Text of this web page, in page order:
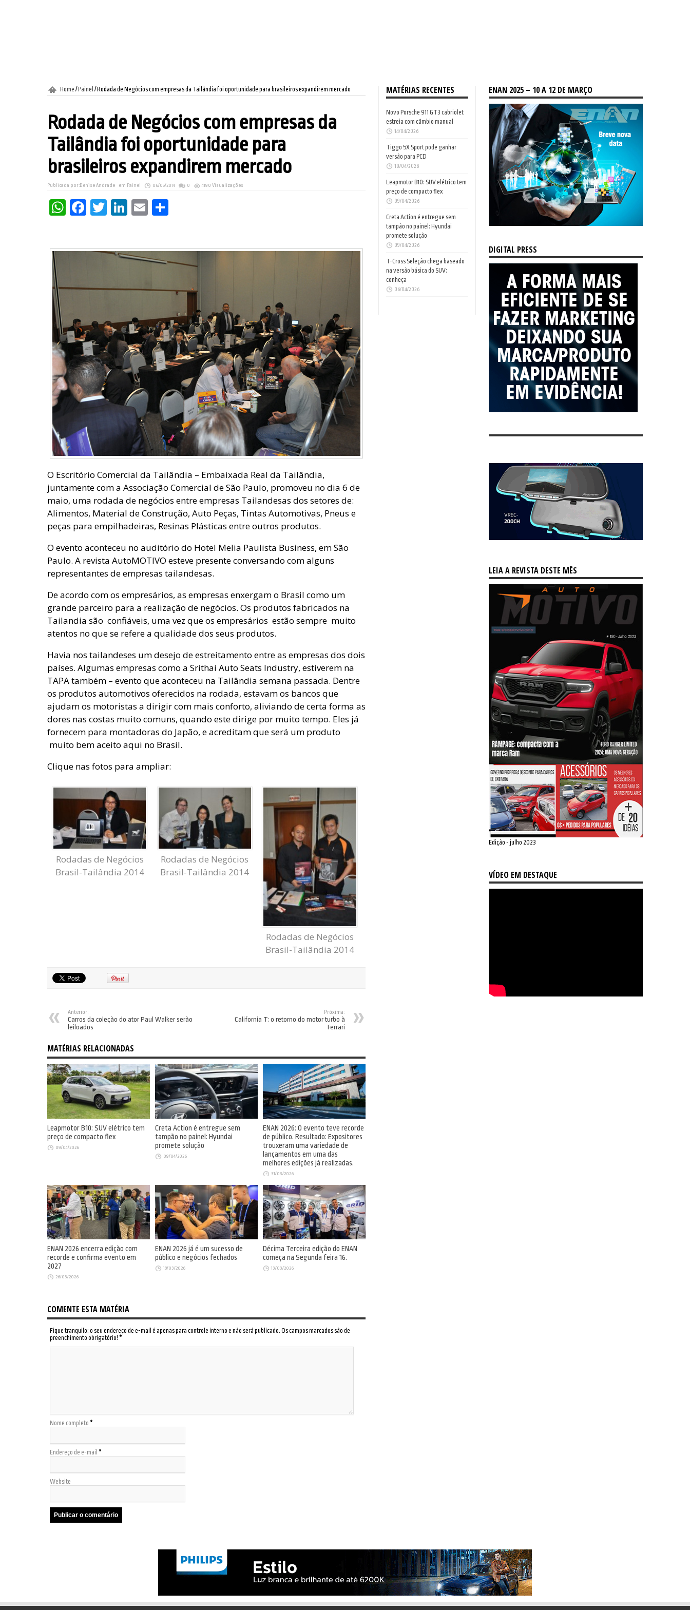
Home / Painel / Rodada de Negócios com empresas da Tailândia foi oportunidade para brasileiros expandirem mercado
Rodada de Negócios com empresas da
Tailândia foi oportunidade para
brasileiros expandirem mercado
Publicada por: Denise Andrade em Painel 06/05/2014 0 4190 Visualizações
WhatsApp
Facebook
Twitter
LinkedIn
Email
O Escritório Comercial da Tailândia – Embaixada Real da Tailândia,
juntamente com a Associação Comercial de São Paulo, promoveu no dia 6 de
maio, uma rodada de negócios entre empresas Tailandesas dos setores de:
Alimentos, Material de Construção, Auto Peças, Tintas Automotivas, Pneus e
peças para empilhadeiras, Resinas Plásticas entre outros produtos.
O evento aconteceu no auditório do Hotel Melia Paulista Business, em São
Paulo. A revista AutoMOTIVO esteve presente conversando com alguns
representantes de empresas tailandesas.
De acordo com os empresários, as empresas enxergam o Brasil como um
grande parceiro para a realização de negócios. Os produtos fabricados na
Tailandia são confiáveis, uma vez que os empresários estão sempre muito
atentos no que se refere a qualidade dos seus produtos.
Havia nos tailandeses um desejo de estreitamento entre as empresas dos dois
países. Algumas empresas como a Srithai Auto Seats Industry, estiverem na
TAPA também – evento que aconteceu na Tailândia semana passada. Dentre
os produtos automotivos oferecidos na rodada, estavam os bancos que
ajudam os motoristas a dirigir com mais conforto, aliviando de certa forma as
dores nas costas muito comuns, quando este dirige por muito tempo. Eles já
fornecem para montadoras do Japão, e acreditam que será um produto
muito bem aceito aqui no Brasil.
Clique nas fotos para ampliar:
Rodadas de Negócios
Brasil-Tailândia 2014
Rodadas de Negócios
Brasil-Tailândia 2014
Rodadas de Negócios
Brasil-Tailândia 2014
Anterior:
Carros da coleção do ator Paul Walker serão
leiloados
Próxima:
California T: o retorno do motor turbo à
Ferrari
MATÉRIAS RELACIONADAS
Leapmotor B10: SUV elétrico tem
preço de compacto flex
09/04/2026
Creta Action é entregue sem
tampão no painel: Hyundai
promete solução
09/04/2026
ENAN 2026: O evento teve recorde
de público. Resultado: Expositores
trouxeram uma variedade de
lançamentos em uma das
melhores edições já realizadas.
31/03/2026
ENAN 2026 encerra edição com
recorde e confirma evento em
2027
26/03/2026
ENAN 2026 já é um sucesso de
público e negócios fechados
18/03/2026
Décima Terceira edição do ENAN
começa na Segunda feira 16.
13/03/2026
COMENTE ESTA MATÉRIA
Fique tranquilo: o seu endereço de e-mail é apenas para controle interno e não será publicado. Os campos marcados são de
preenchimento obrigatório! *
Nome completo *
Endereço de e-mail *
Website
MATÉRIAS RECENTES
Novo Porsche 911 GT3 cabriolet
estreia com câmbio manual
14/04/2026
Tiggo 5X Sport pode ganhar
versão para PCD
10/04/2026
Leapmotor B10: SUV elétrico tem
preço de compacto flex
09/04/2026
Creta Action é entregue sem
tampão no painel: Hyundai
promete solução
09/04/2026
T-Cross Seleção chega baseado
na versão básica do SUV:
conheça
06/04/2026
ENAN 2025 – 10 A 12 DE MARÇO
DIGITAL PRESS
LEIA A REVISTA DESTE MÊS
Edição - julho 2023
VÍDEO EM DESTAQUE